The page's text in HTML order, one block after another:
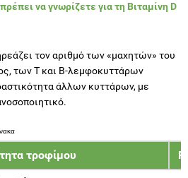
να γνωρίζετε για τη Βιταμίνη D
τον αριθμό των «μαχητών» του
των Τ και Β-λεμφοκυττάρων
άλλων κυττάρων, με
τροφίμου